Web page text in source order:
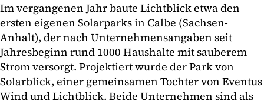
Im vergangenen Jahr baute Lichtblick etwa den
ersten eigenen Solarparks in Calbe (Sachsen-
Anhalt), der nach Unternehmensangaben seit
Jahresbeginn rund 1000 Haushalte mit sauberem
Strom versorgt. Projektiert wurde der Park von
Solarblick, einer gemeinsamen Tochter von Eventus
Wind und Lichtblick. Beide Unternehmen sind als